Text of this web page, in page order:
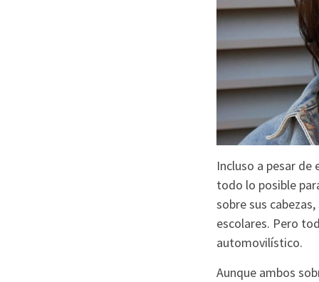
Incluso a pesar de
todo lo posible
sobre sus
escolares. Pero
automovilístico.
Aunque ambos